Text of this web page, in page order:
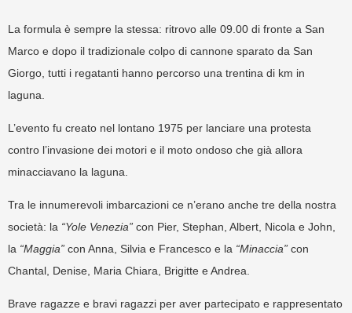
La formula è sempre la stessa: ritrovo alle 09.00 di fronte a San
Marco e dopo il tradizionale colpo di cannone sparato da San
Giorgo, tutti i regatanti hanno percorso una trentina di km in
laguna.
L’evento fu creato nel lontano 1975 per lanciare una protesta
contro l’invasione dei motori e il moto ondoso che già allora
minacciavano la laguna.
Tra le innumerevoli imbarcazioni ce n’erano anche tre della nostra
società: la “Yole Venezia” con Pier, Stephan, Albert, Nicola e John,
la “Maggia” con Anna, Silvia e Francesco e la “Minaccia” con
Chantal, Denise, Maria Chiara, Brigitte e Andrea.
Brave ragazze e bravi ragazzi per aver partecipato e rappresentato